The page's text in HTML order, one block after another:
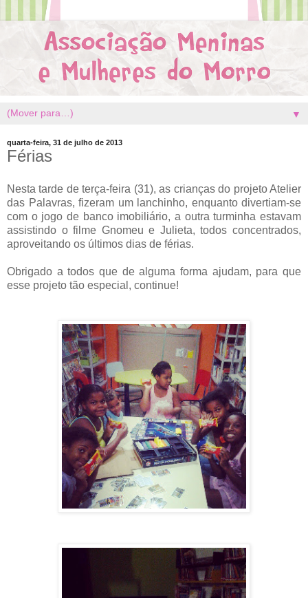
▼
quarta-feira, 31 de julho de 2013
Férias
Nesta tarde de terça-feira (31), as crianças do projeto Atelier
das Palavras, fizeram um lanchinho, enquanto divertiam-se
com o jogo de banco imobiliário, a outra turminha estavam
assistindo o filme Gnomeu e Julieta, todos concentrados,
aproveitando os últimos dias de férias.
Obrigado a todos que de alguma forma ajudam, para que
esse projeto tão especial, continue!